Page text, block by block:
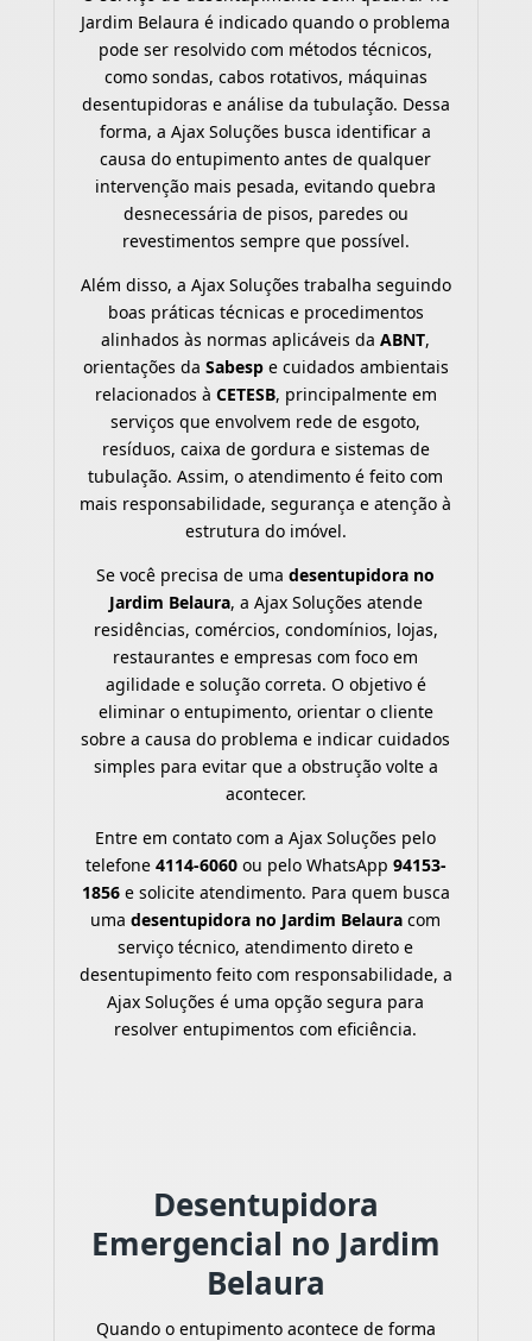
Jardim Belaura é indicado quando o problema
pode ser resolvido com métodos técnicos,
como sondas, cabos rotativos, máquinas
desentupidoras e análise da tubulação. Dessa
forma, a Ajax Soluções busca identificar a
causa do entupimento antes de qualquer
intervenção mais pesada, evitando quebra
desnecessária de pisos, paredes ou
revestimentos sempre que possível.
Além disso, a Ajax Soluções trabalha seguindo
boas práticas técnicas e procedimentos
alinhados às normas aplicáveis daABNT,
orientações da Sabespe cuidados ambientais
relacionados à CETESB, principalmente em
serviços que envolvem rede de esgoto,
resíduos, caixa de gordura e sistemas de
tubulação. Assim, o atendimento é feito com
mais responsabilidade, segurança e atenção à
estrutura do imóvel.
Se você precisa de umadesentupidora no
Jardim Belaura, a Ajax Soluções atende
residências, comércios, condomínios, lojas,
restaurantes e empresas com foco em
agilidade e solução correta. O objetivo é
eliminar o entupimento, orientar o cliente
sobre a causa do problema e indicar cuidados
simples para evitar que a obstrução volte a
acontecer.
Entre em contato com a Ajax Soluções pelo
telefone 4114-6060ou pelo WhatsApp 94153-
1856e solicite atendimento. Para quem busca
umadesentupidora no Jardim Belaura com
serviço técnico, atendimento direto e
desentupimento feito com responsabilidade, a
Ajax Soluções é uma opção segura para
resolver entupimentos com eficiência.
Desentupidora
Emergencial no Jardim
Belaura
Quando o entupimento acontece de forma